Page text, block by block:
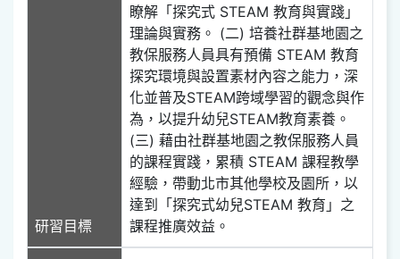
研習目標
瞭解「探究式 STEAM 教育與實踐」
理論與實務。 (二) 培養社群基地園之
教保服務人員具有預備 STEAM 教育
探究環境與設置素材內容之能力，深
化並普及STEAM跨域學習的觀念與作
為，以提升幼兒STEAM教育素養。
(三) 藉由社群基地園之教保服務人員
的課程實踐，累積 STEAM 課程教學
經驗，帶動北市其他學校及園所，以
達到「探究式幼兒STEAM 教育」之
課程推廣效益。